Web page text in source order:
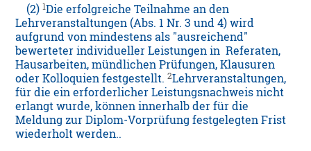
(2)1Die erfolgreiche Teilnahme an den
Lehrveranstaltungen (Abs. 1 Nr. 3 und 4) wird
aufgrund von mindestens als "ausreichend"
bewerteter individueller Leistungen in Referaten,
Hausarbeiten, mündlichen Prüfungen, Klausuren
oder Kolloquien festgestellt.2Lehrveranstaltungen,
für die ein erforderlicher Leistungsnachweis nicht
erlangt wurde, können innerhalb der für die
Meldung zur Diplom-Vorprüfung festgelegten Frist
wiederholt werden..